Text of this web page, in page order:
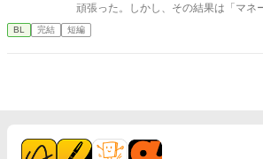
頑張った。しかし、その結果は「マネ
という監督からの言葉。瀬那は葛藤の
る。 一方、才能溢れるピッチャーの
BL 完結 短編